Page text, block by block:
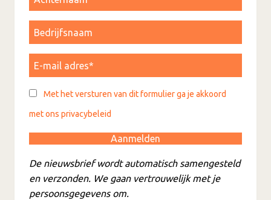
Met het versturen van dit formulier ga je akkoord
met ons privacybeleid
De nieuwsbrief wordt automatisch samengesteld
en verzonden. We gaan vertrouwelijk met je
persoonsgegevens om.